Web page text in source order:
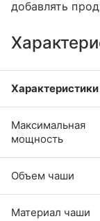
добавлять
Характеристики
Максимальная
мощность
Объем чаши
Материал чаши